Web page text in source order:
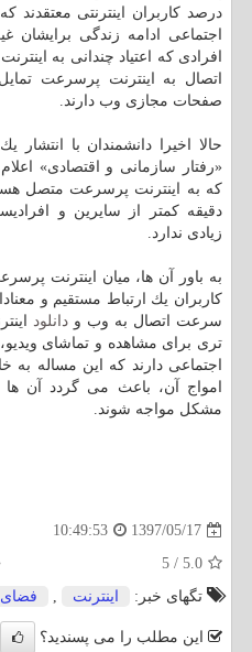
درصد كاربران اینترنتی معتقدند
اجتماعی ادامه زندگی
افرادی كه اعتیاد چندانی به
اتصال به اینترنت پرسرعت
صفحات مجازی وب دارند.
حالا اخیرا دانشمندان با انتشار
«رفتار سازمانی و اقتصادی»
دقیقه كمتر از سایرین و
زیادی ندارد.
به باور آن ها، میان اینترنت
كاربران یك ارتباط مستقیم و
سرعت اتصال به وب و دانلود
تری برای مشاهده و تماشای
اجتماعی دارند كه این مساله
امواج آن، باعث می گردد آن ها
مشكل مواجه شوند.
1397/05/17
10:49:53
5.0
/
5
تگهای خبر:
اینترنت ,
این مطلب را می پسندید؟